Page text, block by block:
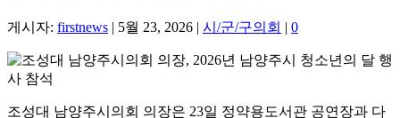
게시자: firstnews | 5월 23, 2026 | 시/군/구의회 | 0
조성대 남양주시의회 의장은 23일 정약용도서관 공연장과 다